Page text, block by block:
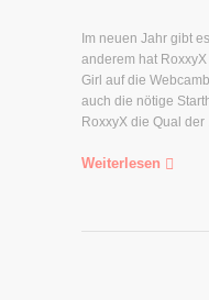
Im neuen Jahr gibt
anderem hat
Girl auf die
auch die nötige
RoxxyX die Qual der
Weiterlesen